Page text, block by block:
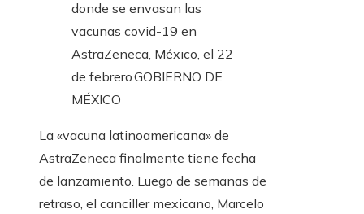
donde se envasan las
vacunas covid-19 en
AstraZeneca, México, el 22
de febrero.GOBIERNO DE
MÉXICO
La «vacuna latinoamericana» de
AstraZeneca finalmente tiene fecha
de lanzamiento. Luego de semanas de
retraso, el canciller mexicano, Marcelo